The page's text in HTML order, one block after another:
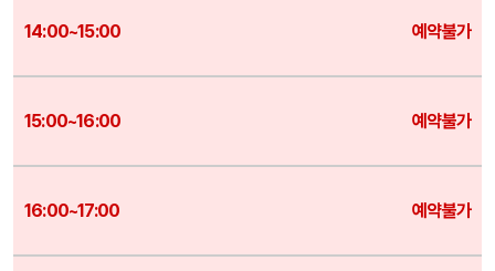
예약불가
예약불가
예약불가